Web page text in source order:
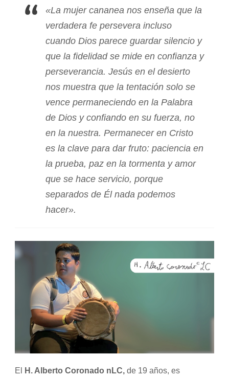
«La mujer cananea nos enseña que la
verdadera fe persevera incluso
cuando Dios parece guardar silencio y
que la fidelidad se mide en confianza y
perseverancia. Jesús en el desierto
nos muestra que la tentación solo se
vence permaneciendo en la Palabra
de Dios y confiando en su fuerza, no
en la nuestra. Permanecer en Cristo
es la clave para dar fruto: paciencia en
la prueba, paz en la tormenta y amor
que se hace servicio, porque
separados de Él nada podemos
hacer».
El H. Alberto Coronado nLC, de 19 años, es